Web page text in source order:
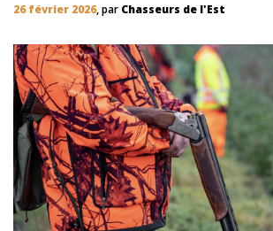
26 février 2026, par Chasseurs de l'Est